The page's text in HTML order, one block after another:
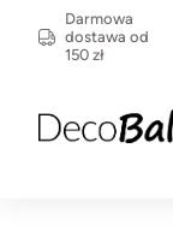
Darmowa
dostawa od
150 zł